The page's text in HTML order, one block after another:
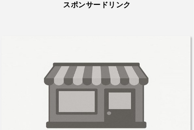
スポンサードリンク